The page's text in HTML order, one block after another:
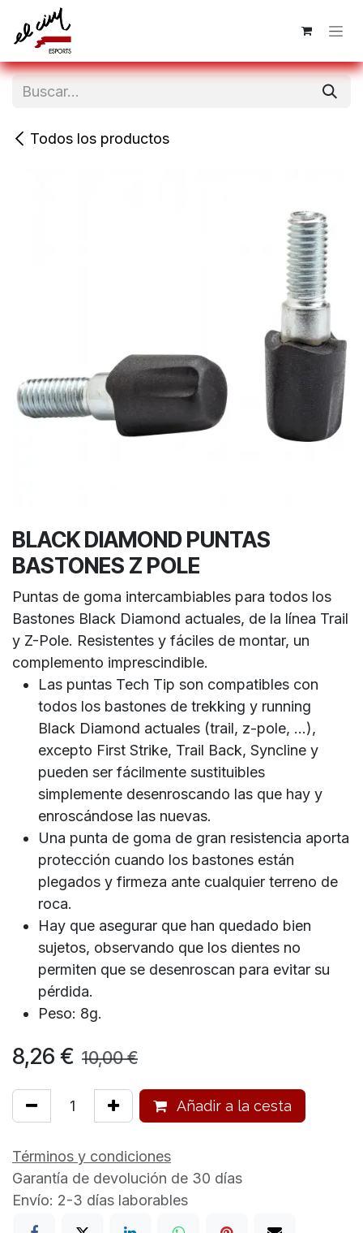
Ir al contenido
Todos los productos
BLACK DIAMOND PUNTAS
BASTONES Z POLE
Puntas de goma intercambiables para todos los
Bastones Black Diamond actuales, de la línea Trail
y Z-Pole. Resistentes y fáciles de montar, un
complemento imprescindible.
Las puntas Tech Tip son compatibles con
todos los bastones de trekking y running
Black Diamond actuales (trail, z-pole, ...),
excepto First Strike, Trail Back, Syncline y
pueden ser fácilmente sustituibles
simplemente desenroscando las que hay y
enroscándose las nuevas.
Una punta de goma de gran resistencia aporta
protección cuando los bastones están
plegados y firmeza ante cualquier terreno de
roca.
Hay que asegurar que han quedado bien
sujetos, observando que los dientes no
permiten que se desenroscan para evitar su
pérdida.
Peso: 8g.
8,26 € 10,00€
Añadir a la cesta
Términos y condiciones
Garantía de devolución de 30 días
Envío: 2-3 días laborables